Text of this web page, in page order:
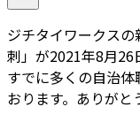
ジチタイワークス
刺」が2021年8月26
すでに多くの自治
おります。ありがと